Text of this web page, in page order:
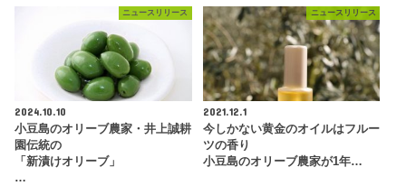
ニュースリリース
2024.10.10
小豆島のオリーブ農家・井上誠耕
園伝統の
「新漬けオリーブ」
…
ニュースリリース
2021.12.1
今しかない黄金のオイルはフルー
ツの香り
小豆島のオリーブ農家が1年…